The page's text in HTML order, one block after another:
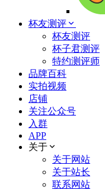
杯友测评
杯友测评
杯子君测评
特约测评师
品牌百科
实拍视频
店铺
关注公众号
入群
APP
关于
关于网站
关于站长
联系网站